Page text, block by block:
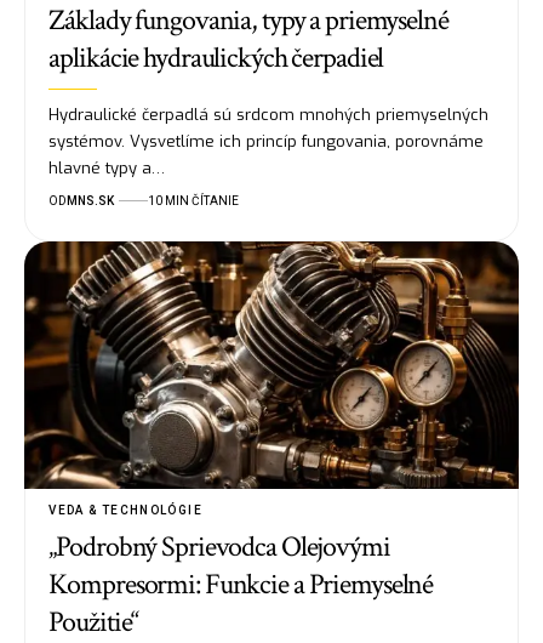
Základy fungovania, typy a priemyselné
aplikácie hydraulických čerpadiel
Hydraulické čerpadlá sú srdcom mnohých priemyselných
systémov. Vysvetlíme ich princíp fungovania, porovnáme
hlavné typy a…
OD MNS.SK 10 MIN ČÍTANIE
VEDA & TECHNOLÓGIE
„Podrobný Sprievodca Olejovými
Kompresormi: Funkcie a Priemyselné
Použitie“